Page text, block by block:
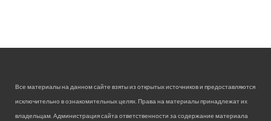
Все материалы на данном сайте взяты из открытых источников и предоставляются
исключительно в ознакомительных целях. Права на материалы принадлежат их
владельцам. Администрация сайта ответственности за содержание материала